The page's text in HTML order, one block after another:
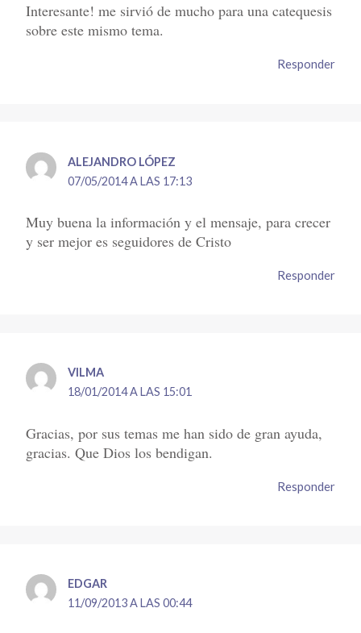
Interesante! me sirvió de mucho para una catequesis
sobre este mismo tema.
Responder
ALEJANDRO LÓPEZ
07/05/2014 A LAS 17:13
Muy buena la información y el mensaje, para crecer
y ser mejor es seguidores de Cristo
Responder
VILMA
18/01/2014 A LAS 15:01
Gracias, por sus temas me han sido de gran ayuda,
gracias. Que Dios los bendigan.
Responder
EDGAR
11/09/2013 A LAS 00:44